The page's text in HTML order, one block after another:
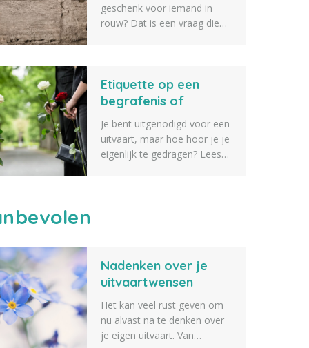
geschenk voor iemand in
rouw? Dat is een vraag die
geschenken die je kunt
geven aan iemand die een
weten dat er iets tussen zit
wat je geschikt vindt.
Etiquette op een
begrafenis of
crematie
Je bent uitgenodigd voor een
uitvaart, maar hoe hoor je je
eigenlijk te gedragen? Lees
Nadenken over je
uitvaartwensen
Het kan veel rust geven om
nu alvast na te denken over
je eigen uitvaart. Van